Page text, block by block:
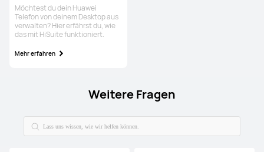
Möchtest du dein Huawei
Telefon von deinem Desktop aus
verwalten? Hier erfährst du, wie
das mit HiSuite funktioniert.
Mehr erfahren
Weitere Fragen